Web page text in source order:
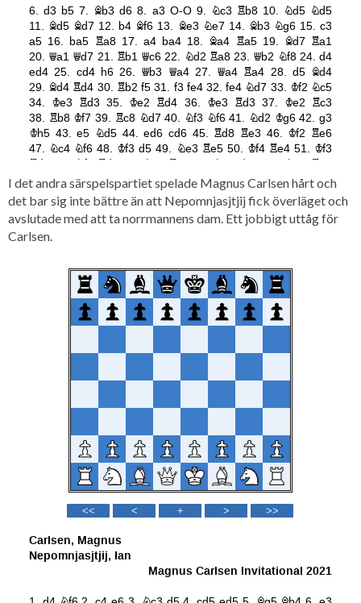
I det andra särspelspartiet spelade Magnus Carlsen hårt och
det bar sig inte bättre än att Nepomnjasjtjij fick överläget och
avslutade med att ta norrmannens dam. Ett jobbigt uttåg för
Carlsen.